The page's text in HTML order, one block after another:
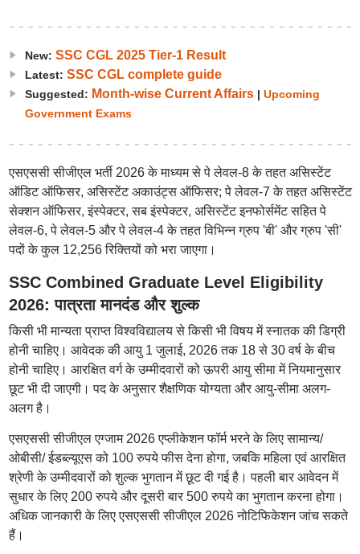
New: SSC CGL 2025 Tier-1 Result
Latest: SSC CGL complete guide
Suggested: Month-wise Current Affairs| Upcoming
Government Exams
एसएससी सीजीएल भर्ती 2026 के माध्यम से पे लेवल-8 के तहत असिस्टेंट
ऑडिट ऑफिसर, असिस्टेंट अकाउंट्स ऑफिसर; पे लेवल-7 के तहत असिस्टेंट
सेक्शन ऑफिसर, इंस्पेक्टर, सब इंस्पेक्टर, असिस्टेंट इनफोर्समेंट सहित पे
लेवल-6, पे लेवल-5 और पे लेवल-4 के तहत विभिन्न ग्रुप 'बी' और ग्रुप 'सी'
पदों के कुल 12,256 रिक्तियों को भरा जाएगा।
SSC Combined Graduate Level Eligibility
2026: पात्रता मानदंड और शुल्क
किसी भी मान्यता प्राप्त विश्वविद्यालय से किसी भी विषय में स्नातक की डिग्री
होनी चाहिए। आवेदक की आयु 1 जुलाई, 2026 तक 18 से 30 वर्ष के बीच
होनी चाहिए। आरक्षित वर्ग के उम्मीदवारों को ऊपरी आयु सीमा में नियमानुसार
छूट भी दी जाएगी। पद के अनुसार शैक्षणिक योग्यता और आयु-सीमा अलग-
अलग है।
एसएससी सीजीएल एग्जाम 2026 एप्लीकेशन फॉर्म भरने के लिए सामान्य/
ओबीसी/ ईडब्ल्यूएस को 100 रुपये फीस देना होगा, जबकि महिला एवं आरक्षित
श्रेणी के उम्मीदवारों को शुल्क भुगतान में छूट दी गई है। पहली बार आवेदन में
सुधार के लिए 200 रुपये और दूसरी बार 500 रुपये का भुगतान करना होगा।
अधिक जानकारी के लिए एसएससी सीजीएल 2026 नोटिफिकेशन जांच सकते
हैं।